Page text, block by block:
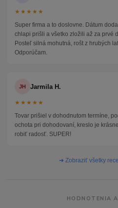
★★★★★
Super firma a to doslovne. Dátum
chlapi prišli a všetko zložili až za prvé
Posteľ silná mohutná, rošt z hrubých
Odporúčam.
JH Jarmila H.
★★★★★
Tovar prišiel v dohodnutom termíne,
ochota pri dohodovaní, kreslo je
robiť radosť. SUPER!
➜ Zobraziť všetky
HODNOTENIA